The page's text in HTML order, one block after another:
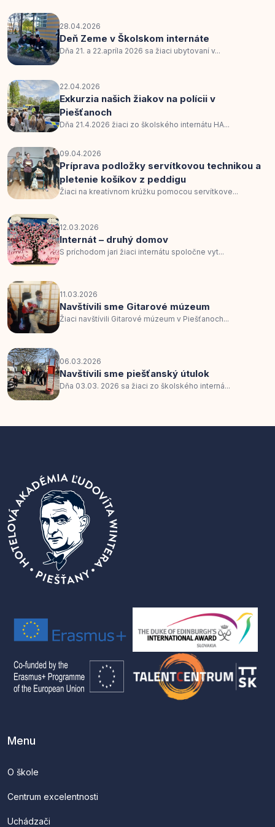
28.04.2026
Deň Zeme v Školskom internáte
Dňa 21. a 22.apríla 2026 sa žiaci ubytovaní v...
22.04.2026
Exkurzia našich žiakov na polícii v
Piešťanoch
Dňa 21.4.2026 žiaci zo školského internátu HA...
09.04.2026
Príprava podložky servítkovou technikou a
pletenie košíkov z peddigu
Žiaci na kreatívnom krúžku pomocou servítkove...
12.03.2026
Internát – druhý domov
S príchodom jari žiaci internátu spoločne vyt...
11.03.2026
Navštívili sme Gitarové múzeum
Žiaci navštívili Gitarové múzeum v Piešťanoch...
06.03.2026
Navštívili sme piešťanský útulok
Dňa 03.03. 2026 sa žiaci zo školského interná...
Menu
O škole
Centrum excelentnosti
Uchádzači